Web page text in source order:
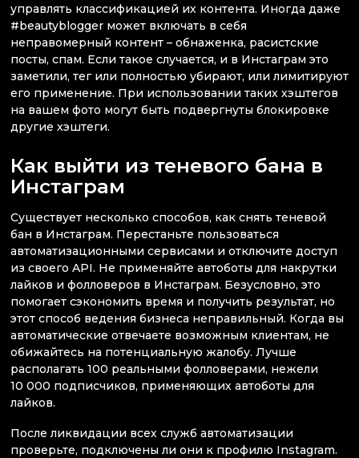
управлять классификацией их контента. Иногда даже
#beautyblogger может включать в себя
неправомерный контент – обнаженка, расистские
посты, спам. Если такое случается, и в Инстаграм это
заметили, тег или полностью убирают, или лимитируют
его применение. При использовании таких хэштегов
на вашем фото могут быть подвергнуты блокировке
другие хэштеги.
Как выйти из теневого бана в
Инстаграм
Существует несколько способов, как снять теневой
бан в Инстаграм. Перестаньте пользоваться
автоматизационными сервисами и отключите доступ
из своего API. Не применяйте автоботы для накрутки
лайков и фолловеров в Инстаграм. Безусловно, это
помогает сэкономить время и получить результат, но
этот способ ведения бизнеса неправильный. Когда вы
автоматические отвечаете возможным клиентам, не
обижайтесь на потенциальную жалобу. Лучше
располагать 100 реальными фолловерами, нежели
10 000 подписчиков, применяющих автоботы для
лайков.
После ликвидации всех служб автоматизации
проверьте, подключены ли они к профилю Instagram.